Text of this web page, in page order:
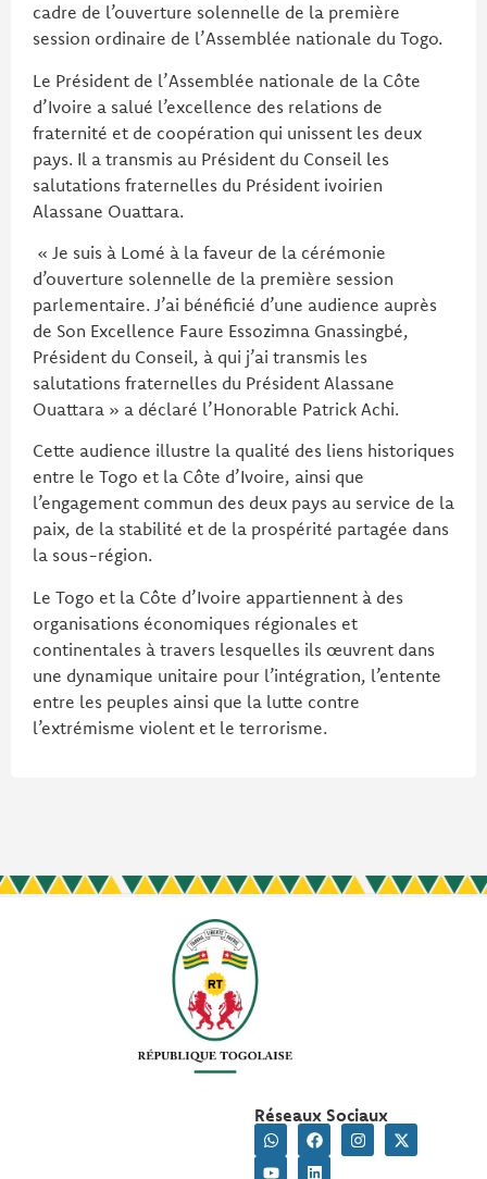
cadre de l’ouverture solennelle de la première
session ordinaire de l’Assemblée nationale du Togo.
Le Président de l’Assemblée nationale de la Côte
d’Ivoire a salué l’excellence des relations de
fraternité et de coopération qui unissent les deux
pays. Il a transmis au Président du Conseil les
salutations fraternelles du Président ivoirien
Alassane Ouattara.
« Je suis à Lomé à la faveur de la cérémonie
d’ouverture solennelle de la première session
parlementaire. J’ai bénéficié d’une audience auprès
de Son Excellence Faure Essozimna Gnassingbé,
Président du Conseil, à qui j’ai transmis les
salutations fraternelles du Président Alassane
Ouattara » a déclaré l’Honorable Patrick Achi.
Cette audience illustre la qualité des liens historiques
entre le Togo et la Côte d’Ivoire, ainsi que
l’engagement commun des deux pays au service de la
paix, de la stabilité et de la prospérité partagée dans
la sous-région.
Le Togo et la Côte d’Ivoire appartiennent à des
organisations économiques régionales et
continentales à travers lesquelles ils œuvrent dans
une dynamique unitaire pour l’intégration, l’entente
entre les peuples ainsi que la lutte contre
l’extrémisme violent et le terrorisme.
Réseaux Sociaux